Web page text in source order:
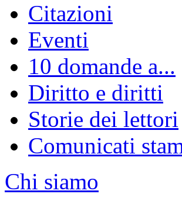
Citazioni
Eventi
10 domande a...
Diritto e diritti
Storie dei lettori
Comunicati
Chi siamo